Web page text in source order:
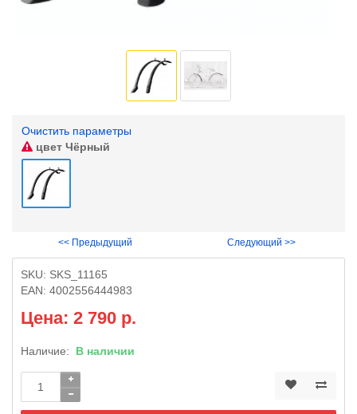
Очистить параметры
цвет Чёрный
<< Предыдущий Следующий >>
SKU: SKS_11165
EAN: 4002556444983
Цена: 2 790 р.
Наличие: В наличии